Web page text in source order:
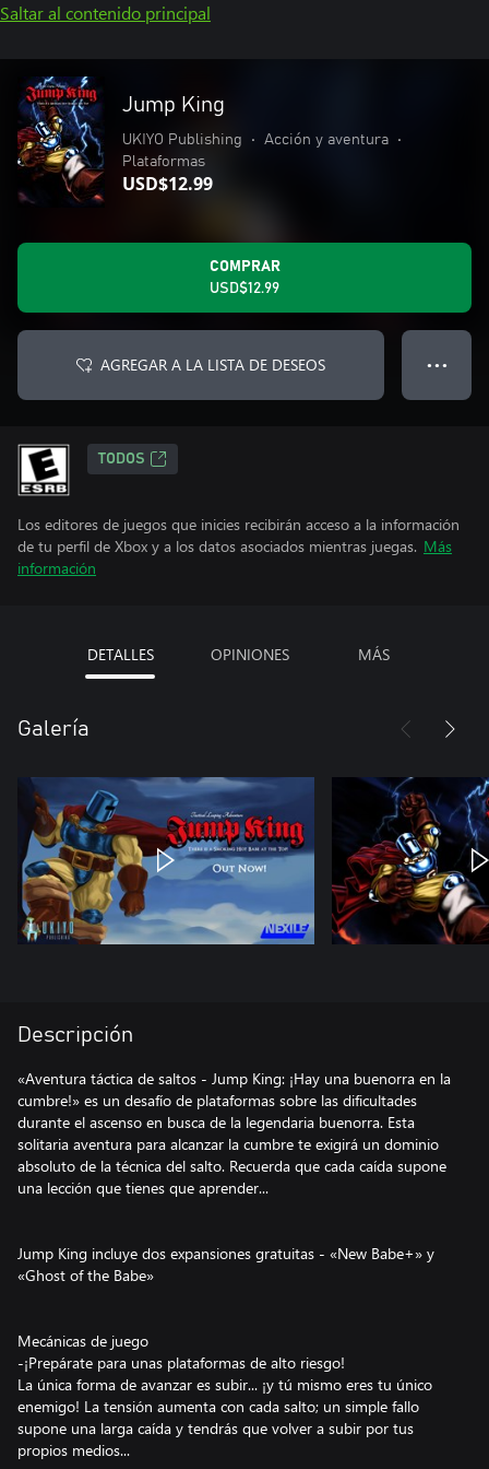
Saltar al contenido principal
Jump King
UKIYO Publishing • Acción y aventura
•
Plataformas
USD$12.99
COMPRAR
USD$12.99
AGREGAR A LA LISTA DE DESEOS ● ● ●
TODOS
Los editores de juegos que inicies recibirán acceso a la información
de tu perfil de Xbox y a los datos asociados mientras juegas. Más
información
DETALLES OPINIONES MÁS
Galería
Descripción
«Aventura táctica de saltos - Jump King: ¡Hay una buenorra en la
cumbre!» es un desafío de plataformas sobre las dificultades
durante el ascenso en busca de la legendaria buenorra. Esta
solitaria aventura para alcanzar la cumbre te exigirá un dominio
absoluto de la técnica del salto. Recuerda que cada caída supone
una lección que tienes que aprender...
Jump King incluye dos expansiones gratuitas - «New Babe+» y
«Ghost of the Babe»
Mecánicas de juego
-¡Prepárate para unas plataformas de alto riesgo!
La única forma de avanzar es subir... ¡y tú mismo eres tu único
enemigo! La tensión aumenta con cada salto; un simple fallo
supone una larga caída y tendrás que volver a subir por tus
propios medios...